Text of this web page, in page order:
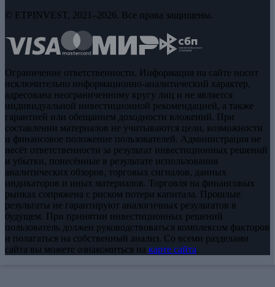
© ETPINVEST, 2021–2026. Все права защищены.
Ограничение ответственности. Информация на сайте носит
исключительно информационно-аналитический характер,
адресована неограниченному кругу лиц и не является
индивидуальной инвестиционной рекомендацией, а также
гарантией или обещанием доходности вложений. При
составлении материалов не учитываются цели, возможности
и финансовое положение пользователей. Администрация не
несёт ответственности за результат инвестиционных решений
и убытки, понесённые в результате использования
аналитических обзоров, торговых сигналов, данных
индикаторов и иных материалов. Торговля на финансовых
рынках сопряжена с риском потери капитала. Прошлые
результаты не гарантируют аналогичных результатов в
будущем. При принятии инвестиционных решений
пользователь должен руководствоваться комплексом факторов
и полагаться на собственный анализ. Со всеми разделами
сайта вы можете ознакомиться на карте сайта.